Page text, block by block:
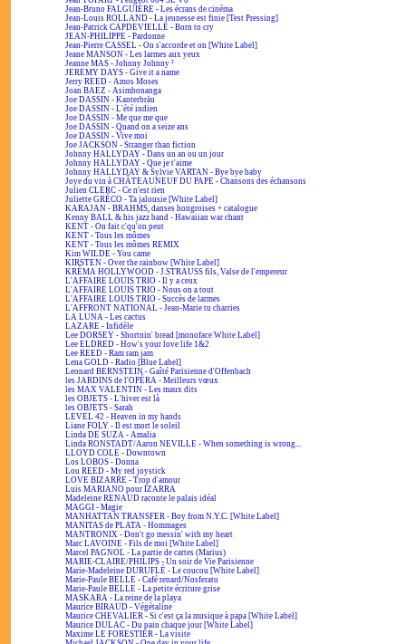
Jean-Bruno FALGUIÈRE - Les écrans de cinéma
Jean-Louis ROLLAND - La jeunesse est finie [Test Pressing]
Jean-Patrick CAPDEVIELLE - Born to cry
JEAN-PHILIPPE - Pardonne
Jean-Pierre CASSEL - On s'accorde et on [White Label]
Jeane MANSON - Les larmes aux yeux
Jeanne MAS - Johnny Johnny ²
JEREMY DAYS - Give it a name
Jerry REED - Amos Moses
Joan BAEZ - Asimbonanga
Joe DASSIN - Kanterbräu
Joe DASSIN - L'été indien
Joe DASSIN - Me que me que
Joe DASSIN - Quand on a seize ans
Joe DASSIN - Vive moi
Joe JACKSON - Stranger than fiction
Johnny HALLYDAY - Dans un an ou un jour
Johnny HALLYDAY - Que je t'aime
Johnny HALLYDAY & Sylvie VARTAN - Bye bye baby
Joye du vin à CHÂTEAUNEUF DU PAPE - Chansons des échansons
Julien CLERC - Ce n'est rien
Juliette GRÉCO - Ta jalousie [White Label]
KARAJAN - BRAHMS, danses hongroises + catalogue
Kenny BALL & his jazz band - Hawaiian war chant
KENT - On fait c'qu'on peut
KENT - Tous les mômes
KENT - Tous les mômes REMIX
Kim WILDE - You came
KIRSTEN - Over the rainbow [White Label]
KRÉMA HOLLYWOOD - J.STRAUSS fils, Valse de l'empereur
L'AFFAIRE LOUIS TRIO - Il y a ceux
L'AFFAIRE LOUIS TRIO - Nous on a tout
L'AFFAIRE LOUIS TRIO - Succès de larmes
L'AFFRONT NATIONAL - Jean-Marie tu charries
LA LUNA - Les cactus
LAZARE - Infidèle
Lee DORSEY - Shortnin' bread [monoface White Label]
Lee ELDRED - How's your love life 1&2
Lee REED - Ram ram jam
Lena GOLD - Radio [Blue Label]
Leonard BERNSTEIN - Gaîté Parisienne d'Offenbach
les JARDINS de l'OPÉRA - Meilleurs vœux
les MAX VALENTIN - Les maux dits
les OBJETS - L'hiver est là
les OBJETS - Sarah
LEVEL 42 - Heaven in my hands
Liane FOLY - Il est mort le soleil
Linda DE SUZA - Amalia
Linda RONSTADT/Aaron NEVILLE - When something is wrong...
LLOYD COLE - Downtown
Los LOBOS - Donna
Lou REED - My red joystick
LOVE BIZARRE - Trop d'amour
Luis MARIANO pour IZARRA
Madeleine RENAUD raconte le palais idéal
MAGGI - Magie
MANHATTAN TRANSFER - Boy from N.Y.C. [White Label]
MANITAS de PLATA - Hommages
MANTRONIX - Don't go messin' with my heart
Marc LAVOINE - Fils de moi [White Label]
Marcel PAGNOL - La partie de cartes (Marius)
MARIE-CLAIRE/PHILIPS - Un soir de Vie Parisienne
Marie-Madeleine DURUFLÉ - Le coucou [White Label]
Marie-Paule BELLE - Café renard/Nosferatu
Marie-Paule BELLE - La petite écriture grise
MASKARA - La reine de la playa
Maurice BIRAUD - Végétaline
Maurice CHEVALIER - Si c'est ça la musique à papa [White Label]
Maurice DULAC - Du pain chaque jour [White Label]
Maxime LE FORESTIER - La visite